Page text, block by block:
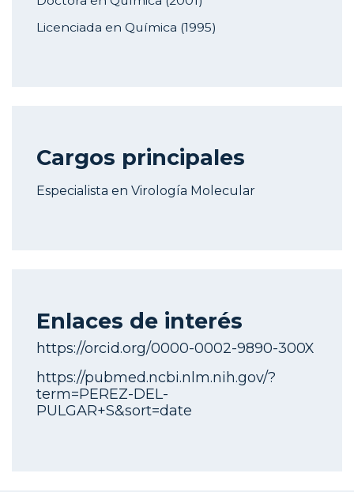
Licenciada en Química (1995)
Cargos principales
Especialista en Virología Molecular
Enlaces de interés
https://orcid.org/0000-0002-9890-300X
https://pubmed.ncbi.nlm.nih.gov/?
term=PEREZ-DEL-
PULGAR+S&sort=date